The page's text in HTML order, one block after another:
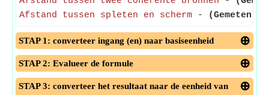
Afstand tussen spleten en scherm - (Gemeten
STAP 1: converteer ingang (en) naar basiseenheid
STAP 2: Evalueer de formule
STAP 3: converteer het resultaat naar de eenheid van